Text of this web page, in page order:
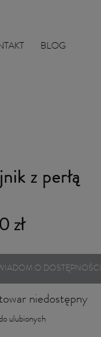
BLOG
z perłą
zł
O DOSTĘPNOŚCI
niedostępny
ulubionych